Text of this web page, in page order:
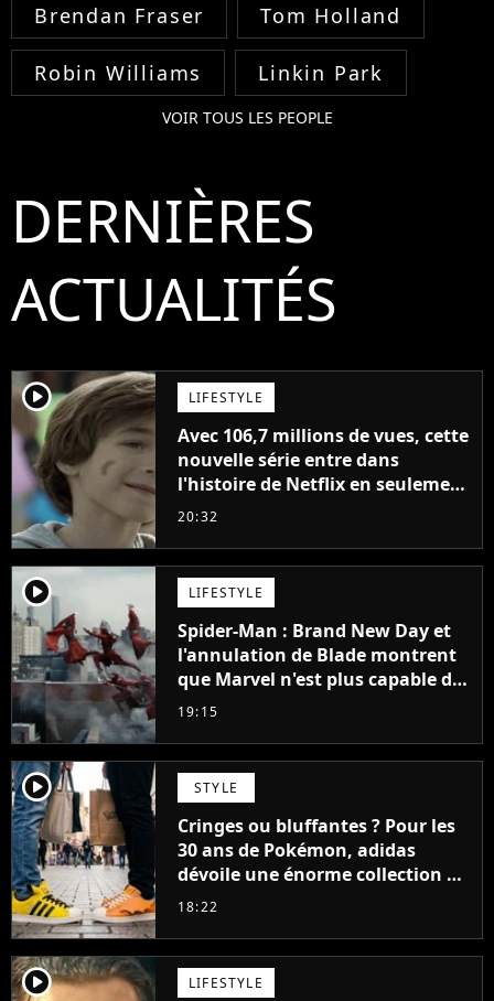
Brendan Fraser Tom Holland
Robin Williams Linkin Park
VOIR TOUS LES PEOPLE
DERNIÈRES
ACTUALITÉS
player2 LIFESTYLE
Avec 106,7 millions de vues, cette
nouvelle série entre dans
l'histoire de Netflix en seulement
48 jours
20:32
player2 LIFESTYLE
Spider-Man : Brand New Day et
l'annulation de Blade montrent
que Marvel n'est plus capable de
faire quoi que ce soit de simple
19:15
player2 STYLE
Cringes ou bluffantes ? Pour les
30 ans de Pokémon, adidas
dévoile une énorme collection de
sneakers et je ne sais pas quoi en
18:22
player2 LIFESTYLE